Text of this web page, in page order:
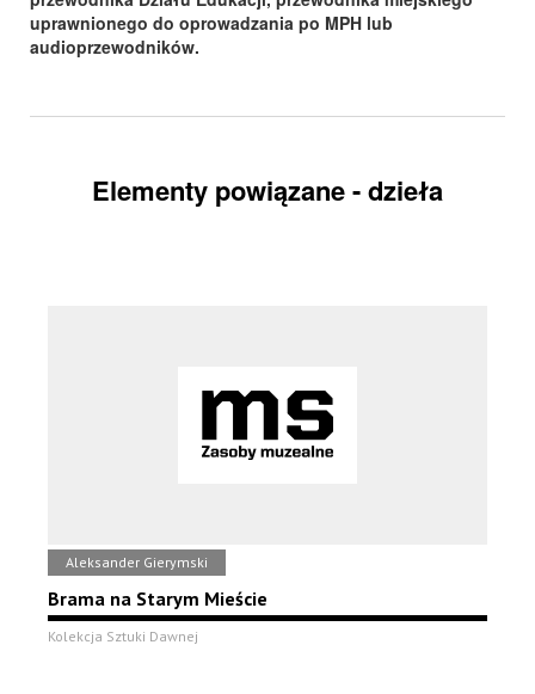
uprawnionego do oprowadzania po MPH lub
audioprzewodników.
Elementy powiązane - dzieła
Aleksander Gierymski
Brama na Starym Mieście
Kolekcja Sztuki Dawnej